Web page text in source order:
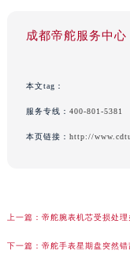
成都帝舵服务中心
本文tag：
服务专线： 400-801-5381
本页链接： http://
上一篇： 帝舵腕表机芯受损处理
下一篇： 帝舵手表星期盘突然